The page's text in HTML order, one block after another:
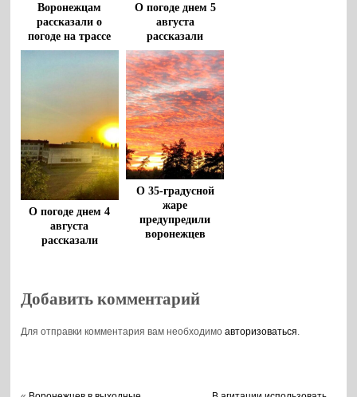
Воронежцам
рассказали о
погоде на трассе
М-4 «Дон» 5
О погоде днем 5
августа
рассказали
воронежцам
О погоде днем 4
августа
рассказали
О 35-градусной
жаре
предупредили
воронежцев
Добавить комментарий
Для отправки комментария вам необходимоавторизоваться.